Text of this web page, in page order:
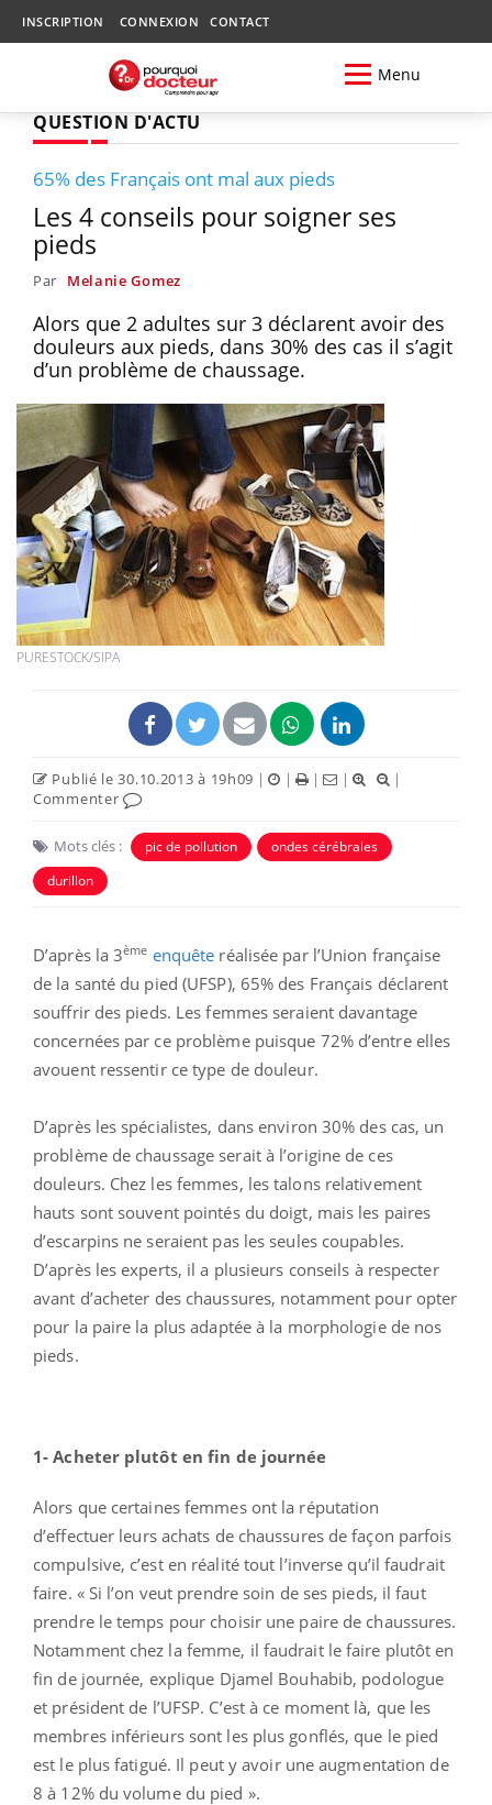
INSCRIPTION CONNEXION CONTACT
Menu
QUESTION D'ACTU
65% des Français ont mal aux pieds
Les 4 conseils pour soigner ses
pieds
Par Melanie Gomez
Alors que 2 adultes sur 3 déclarent avoir des
douleurs aux pieds, dans 30% des cas il s’agit
d’un problème de chaussage.
PURESTOCK/SIPA
Publié le 30.10.2013 à 19h09 | | | |
|
Commenter
Mots clés : pic de pollution
ondes cérébrales
durillon
D’après la 3ème enquête réalisée par l’Union française
de la santé du pied (UFSP), 65% des Français déclarent
souffrir des pieds. Les femmes seraient davantage
concernées par ce problème puisque 72% d’entre elles
avouent ressentir ce type de douleur.
D’après les spécialistes, dans environ 30% des cas, un
problème de chaussage serait à l’origine de ces
douleurs. Chez les femmes, les talons relativement
hauts sont souvent pointés du doigt, mais les paires
d’escarpins ne seraient pas les seules coupables.
D’après les experts, il a plusieurs conseils à respecter
avant d’acheter des chaussures, notamment pour opter
pour la paire la plus adaptée à la morphologie de nos
pieds.
1- Acheter plutôt en fin de journée
Alors que certaines femmes ont la réputation
d’effectuer leurs achats de chaussures de façon parfois
compulsive, c’est en réalité tout l’inverse qu’il faudrait
faire. « Si l’on veut prendre soin de ses pieds, il faut
prendre le temps pour choisir une paire de chaussures.
Notamment chez la femme, il faudrait le faire plutôt en
fin de journée, explique Djamel Bouhabib, podologue
et président de l’UFSP. C’est à ce moment là, que les
membres inférieurs sont les plus gonflés, que le pied
est le plus fatigué. Il peut y avoir une augmentation de
8 à 12% du volume du pied ».